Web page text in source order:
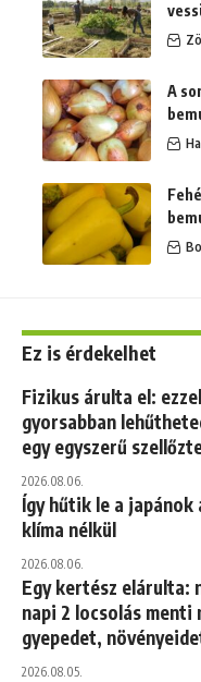
A
Ez is érdekelhet
Fizikus árulta el:
gyorsabban
egy egyszerű
2026.08.06.
Így hűtik le a
klíma nélkül
2026.08.06.
Egy kertész elárulta:
napi 2 locsolás menti
gyepedet,
2026.08.05.